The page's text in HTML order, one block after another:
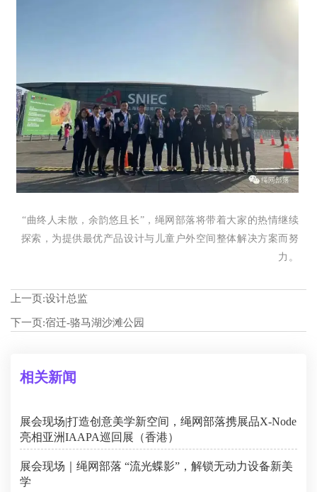
“曲终人未散，余韵悠且长”，绳网部落将带着大家的热情继续
探索，为提供最优产品设计与儿童户外空间整体解决方案而努
力。
上一页:设计总监
下一页:宿迁-骆马湖沙滩公园
相关新闻
展会现场|打造创意美学新空间，绳网部落携展品X-Node
亮相亚洲IAAPA巡回展（香港）
展会现场｜绳网部落 “流光蝶影”，解锁无动力设备新美
学